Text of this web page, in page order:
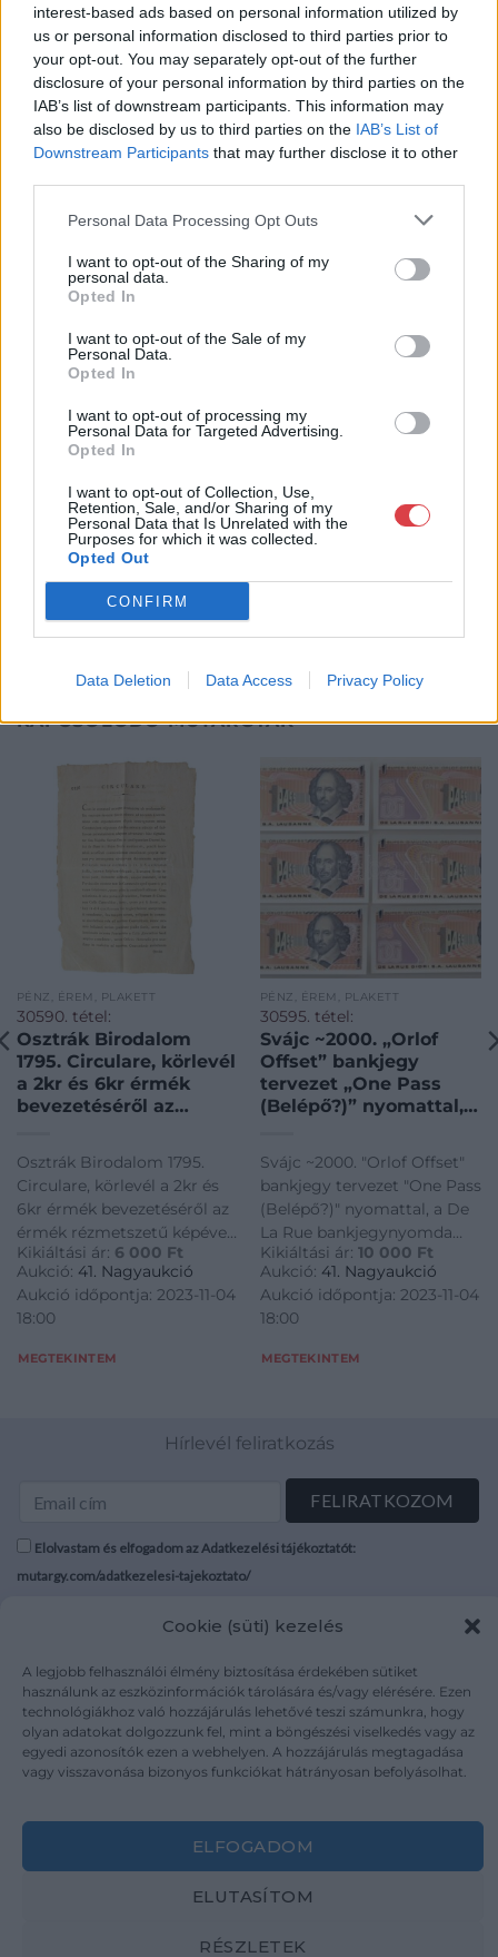
interest-based ads based on personal information utilized by
us or personal information disclosed to third parties prior to
your opt-out. You may separately opt-out of the further
disclosure of your personal information by third parties on the
IAB’s list of downstream participants. This information may
also be disclosed by us to third parties on the IAB’s List of
Downstream Participants that may further disclose it to other
Personal Data Processing Opt Outs
I want to opt-out of the Sharing of my
personal data.
Opted In
I want to opt-out of the Sale of my
Personal Data.
Opted In
I want to opt-out of processing my
Personal Data for Targeted Advertising.
Opted In
I want to opt-out of Collection, Use,
Retention, Sale, and/or Sharing of my
Personal Data that Is Unrelated with the
Purposes for which it was collected.
Opted Out
CONFIRM
Data Deletion Data Access Privacy Policy
Cookie (süti) kezelés
A legjobb felhasználói élmény biztosítása érdekében sütiket
használunk az eszközinformációk tárolására és/vagy elérésére. Ezen
technológiákhoz való hozzájárulás lehetővé teszi számunkra, hogy
olyan adatokat dolgozzunk fel, mint a böngészési viselkedés vagy az
egyedi azonosítók ezen a webhelyen. A hozzájárulás megtagadása
vagy visszavonása bizonyos funkciókat hátrányosan befolyásolhat.
ELFOGADOM
ELUTASÍTOM
RÉSZLETEK
Eladó adatai
Eladó:Darabanth Kft
Cím: Csonka Krisztián
Darabanth Bélyegkereskedelmi és
Aukciósház Kft.
Budapest
Andrássy út 16.
4035
után kerülnek a vevő tulajdonába. Ha a tételt nem személyesen
veszik át, a vevő a postaköltség, biztosítási díj megfizetésére is
GALÉRIA TOVÁBBI MŰTÁRGYAI
KAPCSOLÓDÓ MŰTÁRGYAK
PÉNZ, ÉREM, PLAKETT
30590. tétel:
Osztrák Birodalom
1795. Circulare, körlevél
a 2kr és 6kr érmék
bevezetéséről az
Austrian Empire 1795.
Circulare (letter)
regarding the issue of
2 Kreuzer and 6
Kreuzer coins with
pictures of said coins,
in latin
Osztrák Birodalom 1795.
Circulare, körlevél a 2kr és
6kr érmék bevezetéséről az
érmék rézmetszetű képével,
latin nyelven / Austrian
Empire 1795. Circulare
(letter) regarding the issue
of 2 Kreuzer and 6 Kreuzer
Kikiáltási ár: 6 000 Ft
Aukció: 41. Nagyaukció
Aukció időpontja: 2023-11-04
18:00
MEGTEKINTEM
PÉNZ, ÉREM, PLAKETT
30595. tétel:
Svájc ~2000. „Orlof
Offset” bankjegy
tervezet „One Pass
(Belépő?)” nyomattal, a
kiadásában (6x)
T:UNC,AU / Switzerland
~2000. „Orlof Offset”
test banknote with
„One Pass (as a
ticket?)” print, made
by the De La Rue
banknote printi
Svájc ~2000. "Orlof Offset"
bankjegy tervezet "One Pass
(Belépő?)" nyomattal, a De
La Rue bankjegynyomda
kiadásában (6x) T:UNC,AU /
Switzerland ~2000. "Orlof
Offset" test banknote with
"One Pass (as a ticket?)"
Kikiáltási ár: 10 000 Ft
Aukció: 41. Nagyaukció
Aukció időpontja: 2023-11-04
18:00
MEGTEKINTEM
Hírlevél feliratkozás
Elolvastam és elfogadom az Adatkezelési tájékoztatót:
mutargy.com/adatkezelesi-tajekoztato/
Karrier
Kapcsolat
Áraink
Adatvédelem
Impresszum